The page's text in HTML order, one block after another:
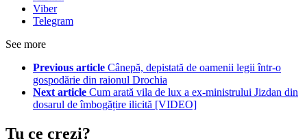
Viber
Telegram
See more
Previous article Cânepă, depistată de oamenii legii într-o
gospodărie din raionul Drochia
Next article Cum arată vila de lux a ex-ministrului Jizdan din
dosarul de îmbogățire ilicită [VIDEO]
Tu ce crezi?